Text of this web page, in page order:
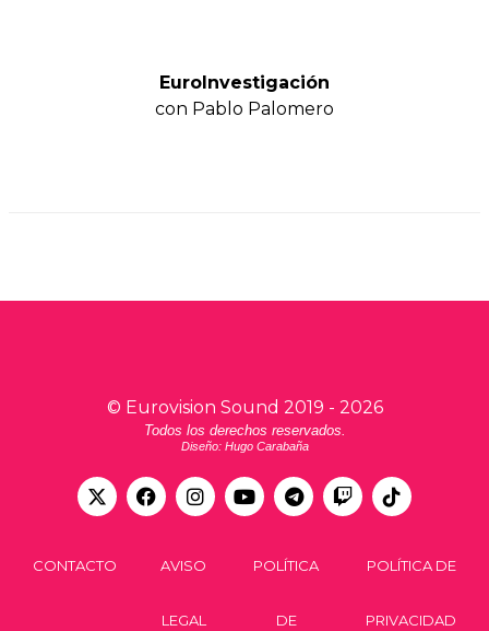
EuroInvestigación
con Pablo Palomero
© Eurovision Sound 2019 - 2026
Todos los derechos reservados.
Diseño: Hugo Carabaña
CONTACTO AVISO
LEGAL
POLÍTICA
DE
POLÍTICA DE
PRIVACIDAD